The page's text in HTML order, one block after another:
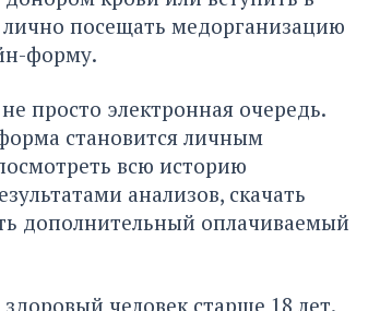
посещать медорганизацию
форму.
просто электронная очередь.
становится личным
всю историю
анализов, скачать
дополнительный оплачиваемый
человек старше 18 лет.